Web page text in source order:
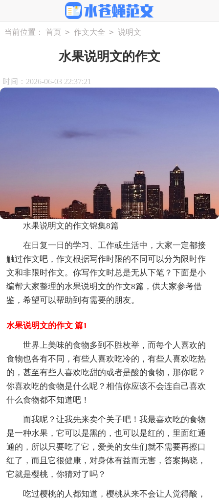
当前位置： 首页 > 作文大全 > 说明文
水果说明文的作文
时间：2026-06-03 22:37:21
水果说明文的作文锦集8篇
在日复一日的学习、工作或生活中，大家一定都接
触过作文吧，作文根据写作时限的不同可以分为限时作
文和非限时作文。你写作文时总是无从下笔？下面是小
编帮大家整理的水果说明文的作文8篇，供大家参考借
鉴，希望可以帮助到有需要的朋友。
水果说明文的作文 篇1
世界上美味的食物多到不胜枚举，而每个人喜欢的
食物也各有不同，有些人喜欢吃冷的，有些人喜欢吃热
的，甚至有些人喜欢吃甜的或者是酸的食物，那你呢？
你喜欢吃的食物是什么呢？相信你应该不会连自己喜欢
什么食物都不知道吧！
而我呢？让我先来卖个关子吧！我最喜欢吃的食物
是一种水果，它可以是黑的，也可以是红的，里面红通
通的，所以只要吃了它，爱美的女生们就不需要再擦口
红了，而且它很健康，对身体有益而无害，答案揭晓，
它就是樱桃，你猜对了吗？
吃过樱桃的人都知道，樱桃从来不会让人觉得酸，